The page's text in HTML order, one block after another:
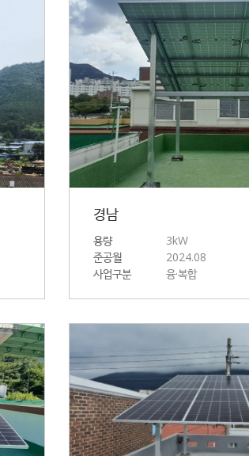
경남
용량
3kW
준공월
2024.08
사업구분
융·복합